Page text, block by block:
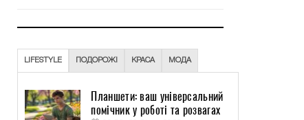
LIFESTYLE ПОДОРОЖІ КРАСА МОДА
Планшети: ваш універсальний
помічник у роботі та розвагах